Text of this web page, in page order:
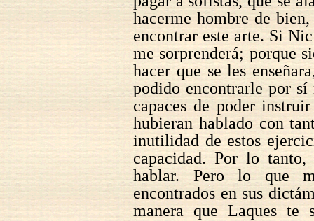
hacerme hombre de
encontrar este arte. Si
me sorprenderá; porque
hacer que se les
podido encontrarle por
capaces de poder
hubieran hablado con
inutilidad de estos
capacidad. Por lo tanto,
hablar. Pero lo que
encontrados en sus
manera que Laques te